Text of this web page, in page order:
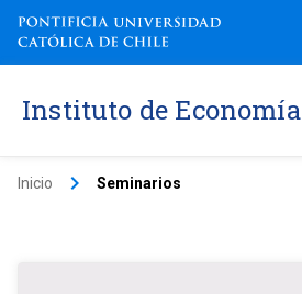
Instituto de Economía
Inicio keyboard_arrow_right Seminarios